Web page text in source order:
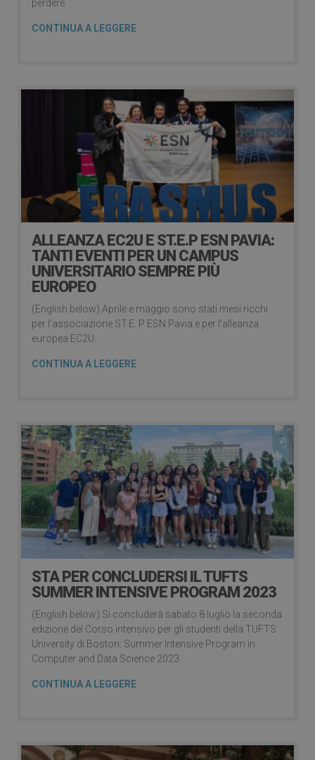
perdere.
CONTINUA A LEGGERE
ALLEANZA EC2U E ST.E.P ESN PAVIA:
TANTI EVENTI PER UN CAMPUS
UNIVERSITARIO SEMPRE PIÙ
EUROPEO
(English below) Aprile e maggio sono stati mesi ricchi
per l’associazione ST.E. P ESN Pavia e per l’alleanza
europea EC2U.
CONTINUA A LEGGERE
STA PER CONCLUDERSI IL TUFTS
SUMMER INTENSIVE PROGRAM 2023
(English below) Si concluderà sabato 8 luglio la seconda
edizione del Corso intensivo per gli studenti della TUFTS
University di Boston: Summer Intensive Program in
Computer and Data Science 2023.
CONTINUA A LEGGERE